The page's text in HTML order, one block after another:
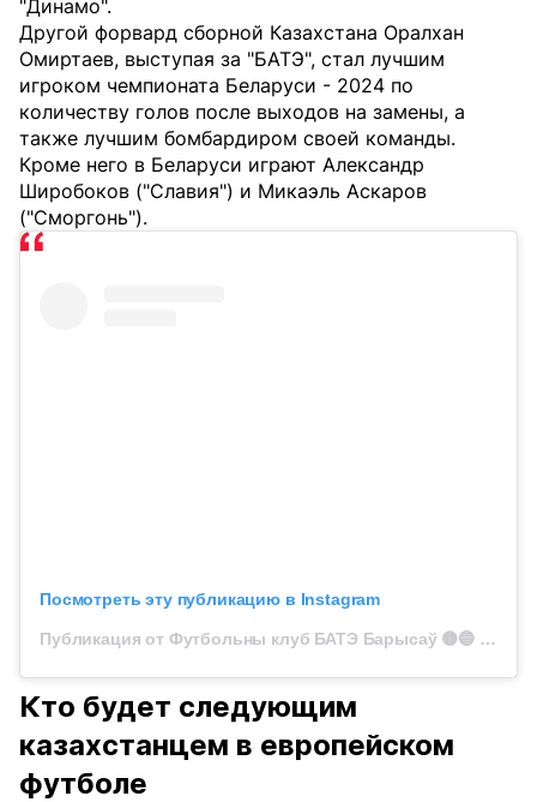
"Динамо".
Другой форвард сборной Казахстана Оралхан
Омиртаев, выступая за "БАТЭ", стал лучшим
игроком чемпионата Беларуси - 2024 по
количеству голов после выходов на замены, а
также лучшим бомбардиром своей команды.
Кроме него в Беларуси играют Александр
Широбоков ("Славия") и Микаэль Аскаров
("Сморгонь").
Посмотреть эту публикацию в Instagram
Публикация от Футбольны клуб БАТЭ Барысаў 🟡🔵 (@fcbate)
Кто будет следующим
казахстанцем в европейском
футболе